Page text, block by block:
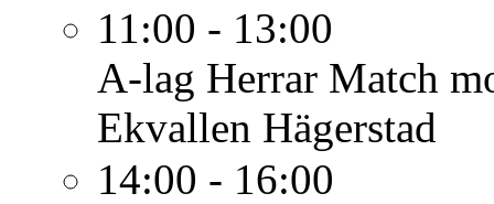
11:00 - 13:00
A-lag Herrar Match
Ekvallen Hägerstad
14:00 - 16:00